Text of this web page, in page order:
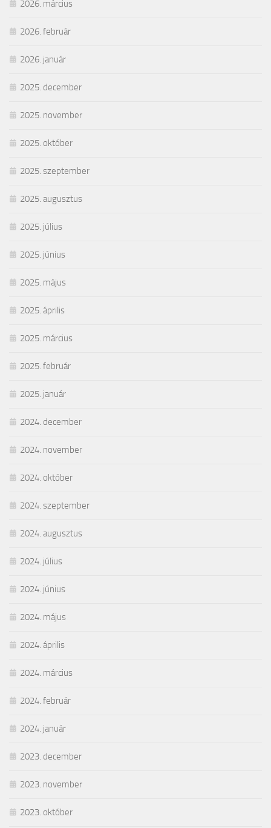
2026. március
2026. február
2026. január
2025. december
2025. november
2025. október
2025. szeptember
2025. augusztus
2025. július
2025. június
2025. május
2025. április
2025. március
2025. február
2025. január
2024. december
2024. november
2024. október
2024. szeptember
2024. augusztus
2024. július
2024. június
2024. május
2024. április
2024. március
2024. február
2024. január
2023. december
2023. november
2023. október